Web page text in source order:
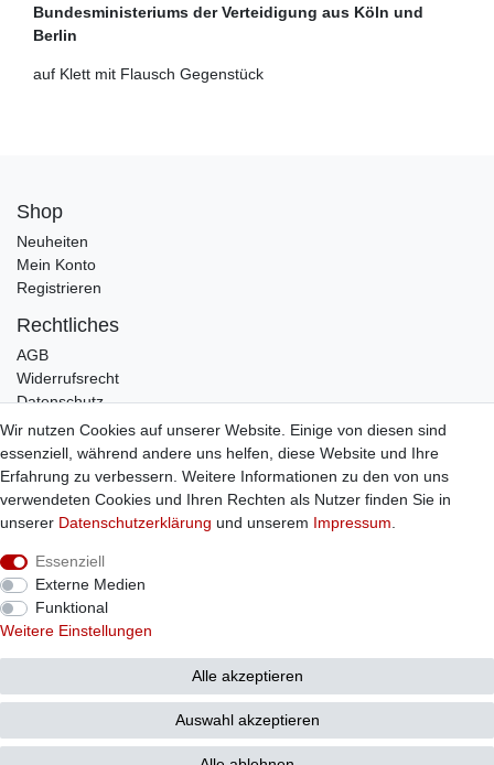
Bundesministeriums der Verteidigung aus Köln und
Berlin
auf Klett mit Flausch Gegenstück
Shop
Neuheiten
Mein Konto
Registrieren
Rechtliches
AGB
Widerrufsrecht
Datenschutz
Impressum
Infos
Zahlung / Versand
Individuelle Anfertigung
Bestellung widerrufen
Wir nutzen Cookies auf unserer Website. Einige von diesen sind
essenziell, während andere uns helfen, diese Website und Ihre
Erfahrung zu verbessern. Weitere Informationen zu den von uns
verwendeten Cookies und Ihren Rechten als Nutzer finden Sie in
unserer Daten­schutz­erklärung und unserem Impressum
Essenziell
Externe Medien
Funktional
Weitere Einstellungen
Alle akzeptieren
Auswahl akzeptieren
© Copyright 2026 Sticker Shop Strerath